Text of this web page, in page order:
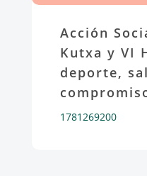
Acción
Kutxa y VI
deporte,
1781269200